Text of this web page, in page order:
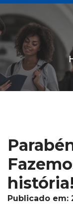
história!
Publicado em: